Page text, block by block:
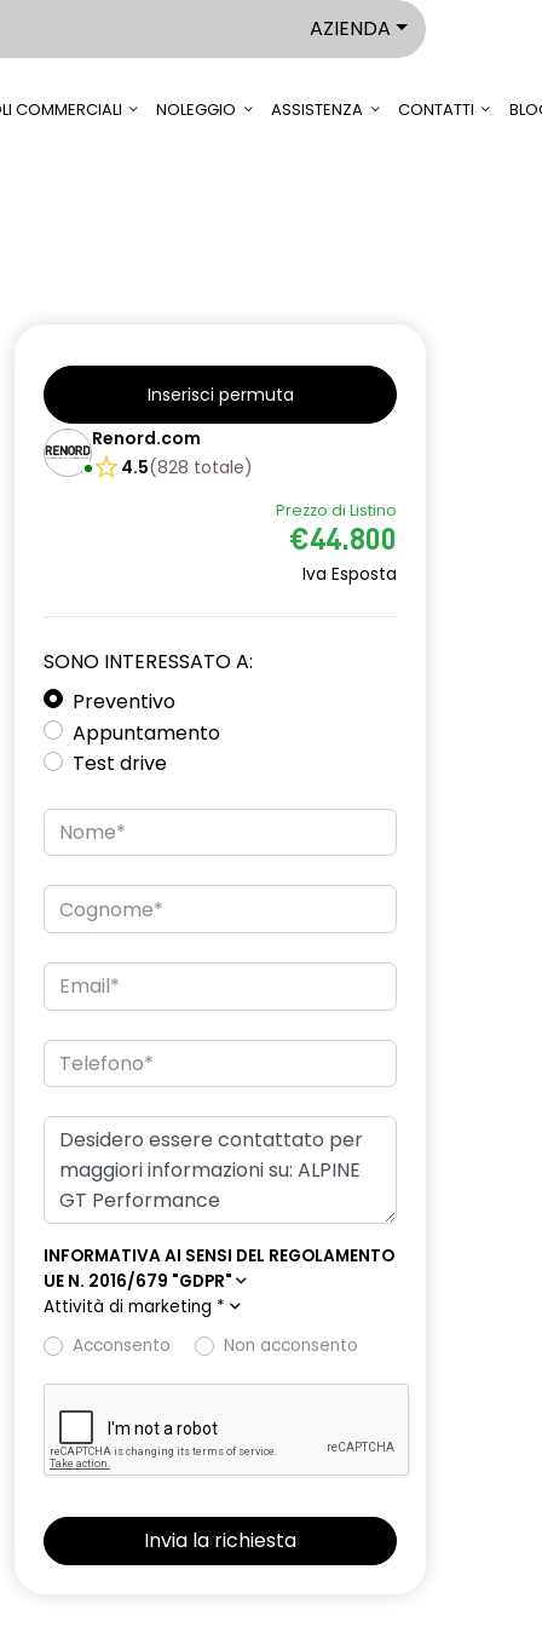
AZIENDA
COMMERCIALI NOLEGGIO ASSISTENZA CONTATTI
Inserisci permuta
Renord.com
4.5(828 totale)
Prezzo di Listino
€44.800
Iva Esposta
SONO INTERESSATO A:
Preventivo
Appuntamento
Test drive
INFORMATIVA AI SENSI DEL REGOLAMENTO
UE N. 2016/679 "GDPR"
Attività di marketing *
Acconsento
Non acconsento